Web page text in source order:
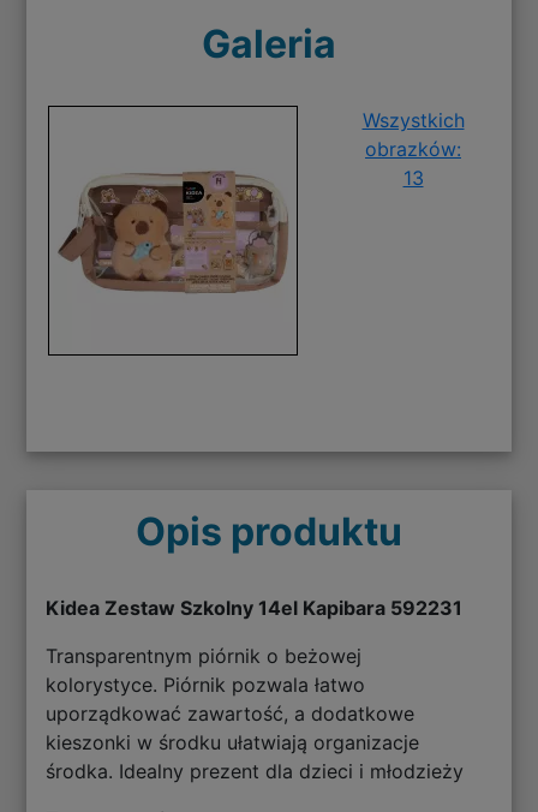
Galeria
Wszystkich
obrazków:
13
Opis produktu
Kidea Zestaw Szkolny 14el Kapibara 592231
Transparentnym piórnik o beżowej
kolorystyce. Piórnik pozwala łatwo
uporządkować zawartość, a dodatkowe
kieszonki w środku ułatwiają organizacje
środka. Idealny prezent dla dzieci i młodzieży